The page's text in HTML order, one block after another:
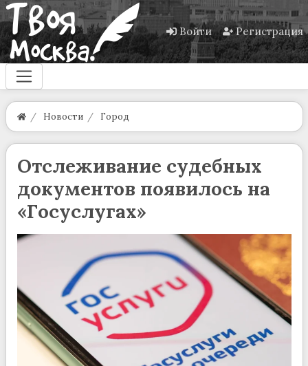
Войти Регистрация
Новости Город
Отслеживание судебных
документов появилось на
«Госуслугах»